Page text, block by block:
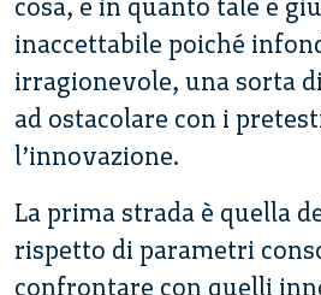
cosa, e in quanto tale è
inaccettabile poiché
irragionevole, una sorta
ad ostacolare con i
l’innovazione.
La prima strada è quella
rispetto di parametri
confrontare con quelli